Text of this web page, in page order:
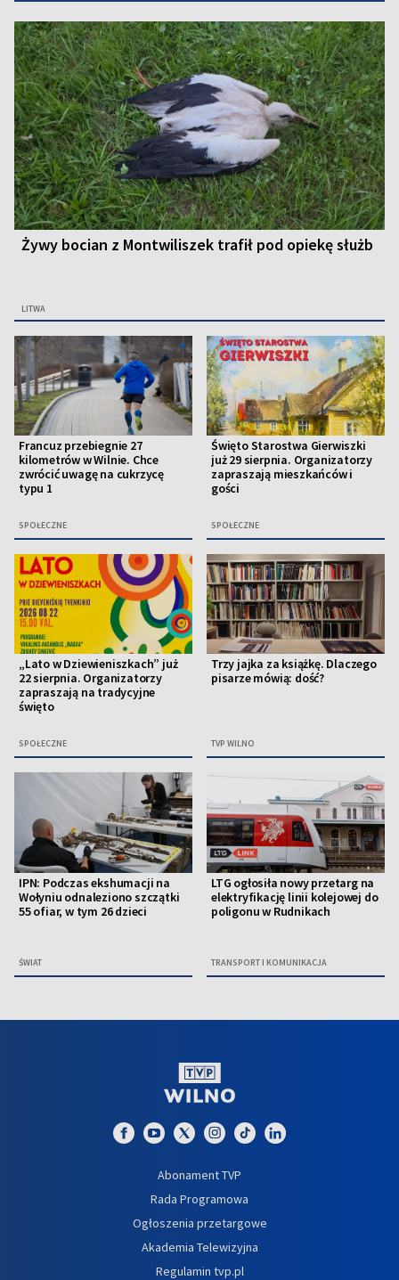
Żywy bocian z Montwiliszek trafił pod opiekę służb
LITWA
Francuz przebiegnie 27
kilometrów w Wilnie. Chce
zwrócić uwagę na cukrzycę
typu 1
SPOŁECZNE
Święto Starostwa Gierwiszki
już 29 sierpnia. Organizatorzy
zapraszają mieszkańców i
gości
SPOŁECZNE
„Lato w Dziewieniszkach” już
22 sierpnia. Organizatorzy
zapraszają na tradycyjne
święto
SPOŁECZNE
Trzy jajka za książkę. Dlaczego
pisarze mówią: dość?
TVP WILNO
IPN: Podczas ekshumacji na
Wołyniu odnaleziono szczątki
55 ofiar, w tym 26 dzieci
ŚWIAT
LTG ogłosiła nowy przetarg na
elektryfikację linii kolejowej do
poligonu w Rudnikach
TRANSPORT I KOMUNIKACJA
Abonament TVP
Rada Programowa
Ogłoszenia przetargowe
Akademia Telewizyjna
Regulamin tvp.pl